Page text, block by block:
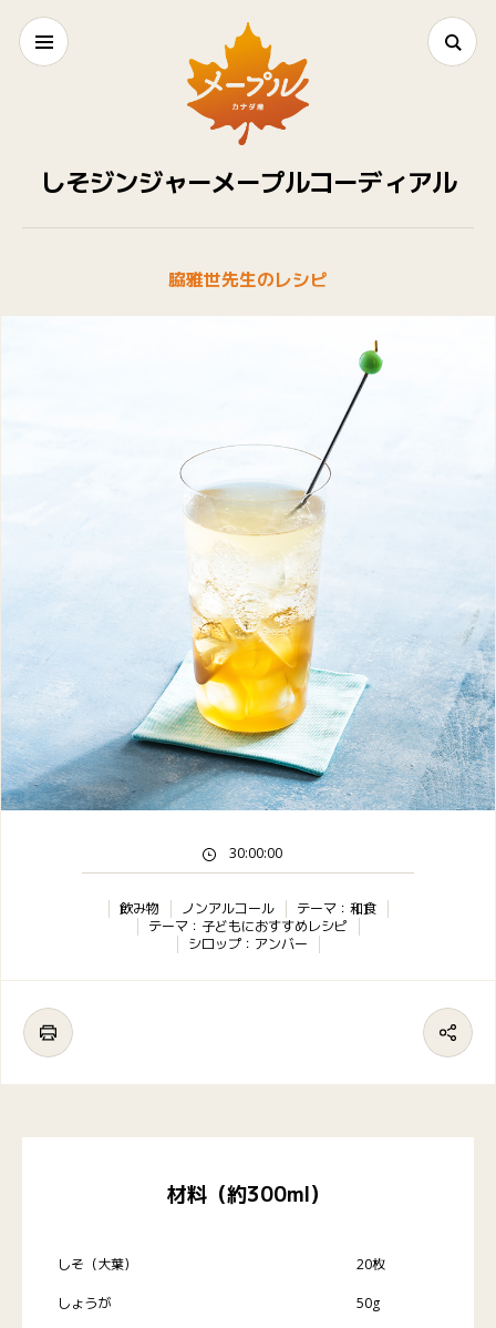
しそジンジャーメープルコーディアル
脇雅世先生のレシピ
30:00:00
飲み物 ノンアルコール
テーマ：和食
テーマ：子どもにおすすめレシピ
シロップ：アンバー
材料（約300ml）
しそ（大葉） 20枚
しょうが 50g